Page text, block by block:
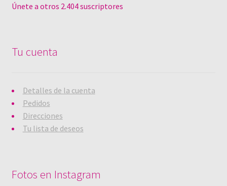
Únete a otros 2.404 suscriptores
Tu cuenta
Detalles de la cuenta
Pedidos
Direcciones
Tu lista de deseos
Fotos en Instagram